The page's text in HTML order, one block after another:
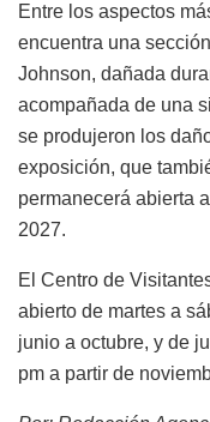
Entre los aspectos
encuentra una
Johnson, dañada
acompañada de una
se produjeron los
exposición, que
permanecerá abierta
2027.
El Centro de
abierto de martes a
junio a octubre, y de
pm a partir de